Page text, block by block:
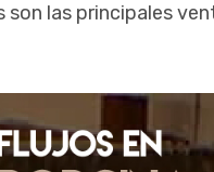
las principales